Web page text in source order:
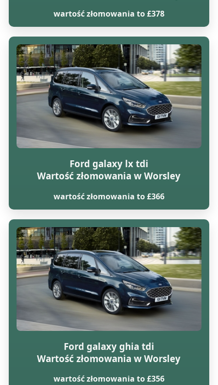
wartość złomowania to £378
Ford galaxy lx tdi
Wartość złomowania w Worsley
wartość złomowania to £366
Ford galaxy ghia tdi
Wartość złomowania w Worsley
wartość złomowania to £356